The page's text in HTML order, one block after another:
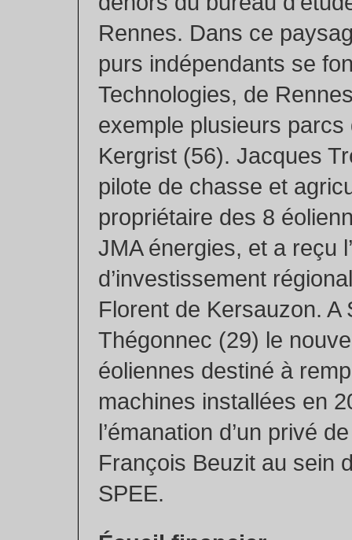
Rennes. Dans ce
purs indépendants se
Technologies, de
exemple plusieurs parcs
Kergrist (56). Jacques
pilote de chasse et
propriétaire des 8
JMA énergies, et a reçu
d’investissement
Florent de Kersauzon. A
Thégonnec (29) le
éoliennes destiné à
machines installées en
l’émanation d’un privé
François Beuzit au sein
SPEE.